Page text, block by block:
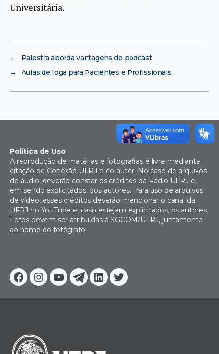
Universitária.
←
Palestra aborda vantagens do podcast
→
Aulas de Ioga para Pacientes e Profissionais
Facebook
Instagram
YoutubeTelegram
Linkedin
Twitter
Política de Uso
A reprodução de matérias e fotografias é livre mediante
citação do Conexão UFRJ e do autor. No caso de arquivos
de áudio, deverão constar os créditos da Rádio UFRJ e,
em sendo explicitados, dos autores. Para uso de arquivos
de vídeo, esses créditos deverão mencionar o canal da
UFRJ no YouTube e, caso estejam explicitados, os autores.
Fotos devem ser atribuídas à SGCOM/UFRJ, juntamente
ao nome do fotógrafo.